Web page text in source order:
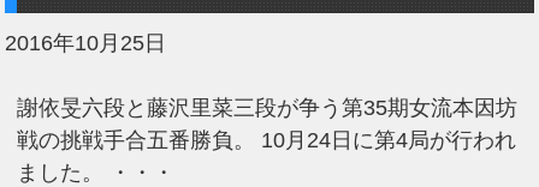
2016年10月25日
謝依旻六段と藤沢里菜三段が争う第35期女流本因坊
戦の挑戦手合五番勝負。 10月24日に第4局が行われ
ました。 ・・・